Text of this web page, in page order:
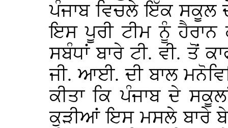
ਪੰਜਾਬ ਵਿਚਲੇ ਇੱਕ ਸਕੂਲ
ਇਸ ਪੂਰੀ ਟੀਮ ਨੂੰ ਹੈਰਾਨ
ਸਬੰਧਾਂ ਬਾਰੇ ਟੀ. ਵੀ. ਤੋਂ
ਜੀ. ਆਈ. ਦੀ ਬਾਲ
ਕੀਤਾ ਕਿ ਪੰਜਾਬ ਦੇ
ਕੁੜੀਆਂ ਇਸ ਮਸਲੇ ਬਾਰੇ